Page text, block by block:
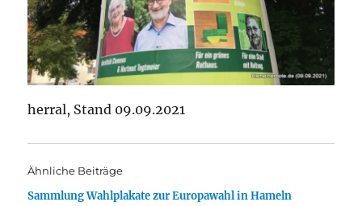
herral, Stand 09.09.2021
Ähnliche Beiträge
Sammlung Wahlplakate zur Europawahl in Hameln